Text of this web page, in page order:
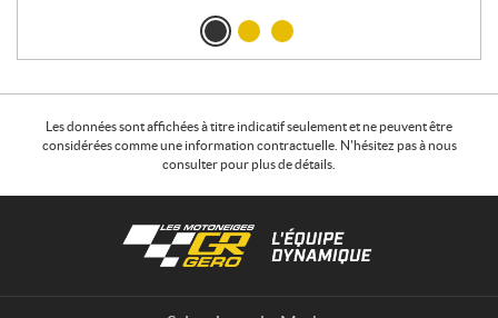
Les données sont affichées à titre indicatif seulement et ne peuvent être
considérées comme une information contractuelle. N'hésitez pas à nous
consulter pour plus de détails.